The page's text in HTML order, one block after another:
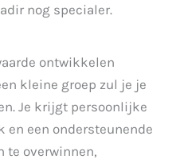
nog specialer.
ontwikkelen
kleine groep zul je je
Je krijgt persoonlijke
en een ondersteunende
te overwinnen,